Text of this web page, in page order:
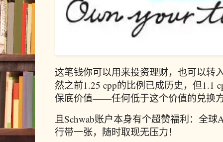
这笔钱你可以用来投资理财，也可以转
然之前1.25 cpp的比例已成历史，但1.1
保底价值——任何低于这个价值的兑换
且Schwab账户本身有个超赞福利：全
行带一张，随时取现无压力！